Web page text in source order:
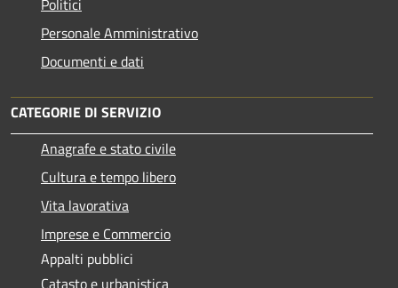
Politici
Personale Amministrativo
Documenti e dati
CATEGORIE DI SERVIZIO
Anagrafe e stato civile
Cultura e tempo libero
Vita lavorativa
Imprese e Commercio
Appalti pubblici
Catasto e urbanistica